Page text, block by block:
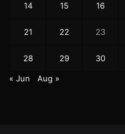
14 15 16
21 22 23
28 29 30
« Jun Aug »